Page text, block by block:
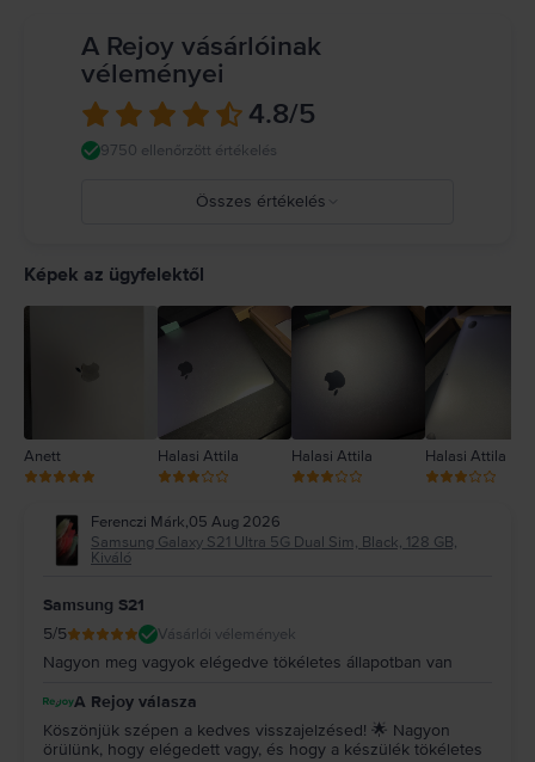
A Rejoy vásárlóinak
véleményei
4.8/5
9750 ellenőrzött értékelés
Összes értékelés
2
Képek az ügyfelektől
Anett Halasi Attila Halasi Attila Halasi Attila
Ferenczi Márk,05 Aug 2026
Samsung Galaxy S21 Ultra 5G Dual Sim, Black, 128 GB,
Kiváló
Samsung S21
5/5 Vásárlói vélemények
Nagyon meg vagyok elégedve tökéletes állapotban van
A Rejoy válasza
Köszönjük szépen a kedves visszajelzésed! 🌟 Nagyon
örülünk, hogy elégedett vagy, és hogy a készülék tökéletes